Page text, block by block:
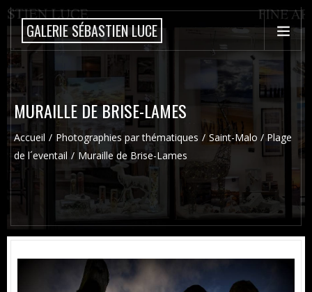
GALERIE SÉBASTIEN LUCE
MURAILLE DE BRISE-LAMES
Accueil Photographies par thématiques
Saint-Malo / Plage
de l´eventail
Muraille de Brise-Lames